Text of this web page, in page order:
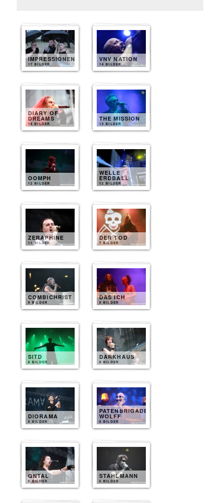
IMPRESSIONEN
17 BILDER
VNV NATION
14 BILDER
DIARY OF
DREAMS
14 BILDER
THE MISSION
13 BILDER
OOMPH
12 BILDER
WELLE
ERDBALL
12 BILDER
ZERAPHINE
11 BILDER
DER TOD
7 BILDER
COMBICHRIST
9 BILDER
DAS ICH
8 BILDER
SITD
8 BILDER
DARKHAUS
8 BILDER
DIORAMA
8 BILDER
PATENBRIGADE
WOLFF
8 BILDER
QNTAL
8 BILDER
STAHLMANN
6 BILDER